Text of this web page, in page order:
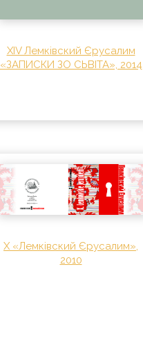
XIV Лемківский Єрусалим
«ЗАПИСКИ ЗО СЬВІТА», 2014
X «Лемківский Єрусалим»,
2010